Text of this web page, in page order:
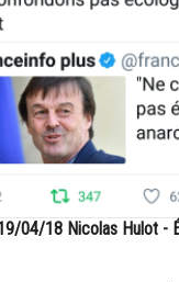
04/18 Nicolas Hulot -